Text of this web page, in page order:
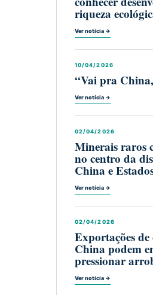
riqueza
Ver notícia →
10/04/2026
“Vai pra
Ver notícia →
02/04/2026
Minerais raros
no centro da
China e
Ver notícia →
02/04/2026
Exportações
China podem
pressionar
Ver notícia →